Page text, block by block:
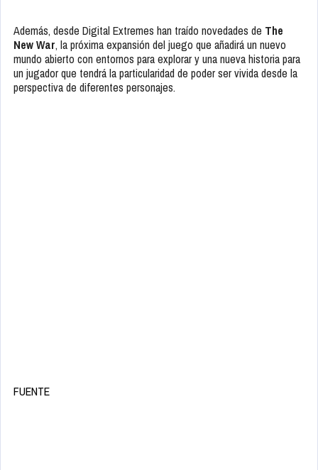
Además, desde Digital Extremes han traído novedades de The
New War, la próxima expansión del juego que añadirá un nuevo
mundo abierto con entornos para explorar y una nueva historia para
un jugador que tendrá la particularidad de poder ser vivida desde la
perspectiva de diferentes personajes.
FUENTE